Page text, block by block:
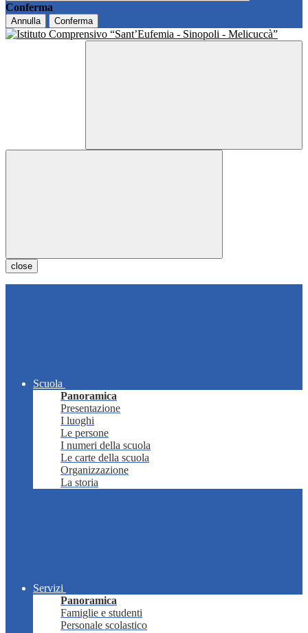
Conferma
Annulla Conferma
close
Scuola
Panoramica
Presentazione
I luoghi
Le persone
I numeri della scuola
Le carte della scuola
Organizzazione
La storia
Servizi
Panoramica
Famiglie e studenti
Personale scolastico